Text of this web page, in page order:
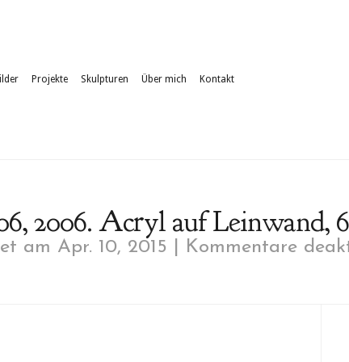
Projekte Skulpturen Über mich Kontakt
2006. Acryl auf Leinwand,
am Apr. 10, 2015 | Kommentare